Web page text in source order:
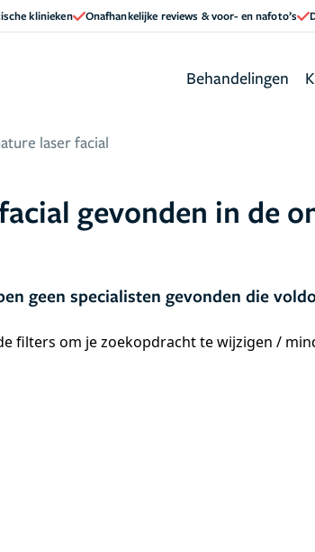
klinieken Onafhankelijke reviews & voor- en nafoto’s
Behandelingen
laser facial
gevonden in de
geen specialisten gevonden die
filters om je zoekopdracht te wijzigen /